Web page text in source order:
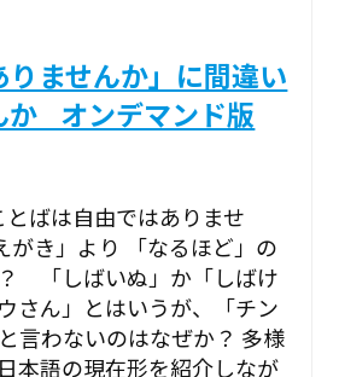
りませんか」に間違い
か _オンデマンド版
ばは自由ではありませ
がき」より 「なるほど」の
「しばいぬ」か「しばけ
ん」とはいうが、「チン
言わないのはなぜか？ 多様
本語の現在形を紹介しなが